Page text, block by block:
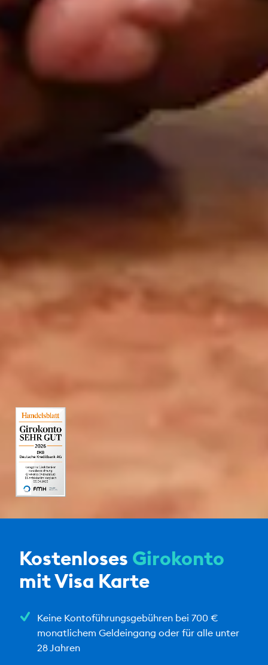
Kostenloses Girokonto
mit Visa Karte
Keine Kontoführungsgebühren bei 700 €
monatlichem Geldeingang oder für alle unter
28 Jahren